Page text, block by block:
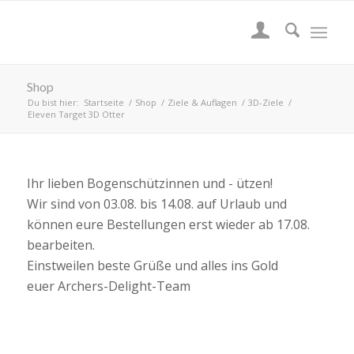
Shop
Du bist hier: Startseite / Shop / Ziele & Auflagen / 3D-Ziele /
Eleven Target 3D Otter
Ihr lieben Bogenschützinnen und - ützen!
Wir sind von 03.08. bis 14.08. auf Urlaub und
können eure Bestellungen erst wieder ab 17.08.
bearbeiten.
Einstweilen beste Grüße und alles ins Gold
euer Archers-Delight-Team